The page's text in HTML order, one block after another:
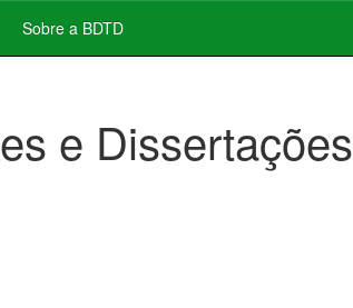
Sobre a BDTD
e Dissertações